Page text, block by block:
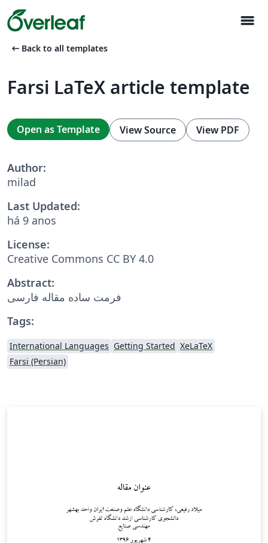
menu
arrow_left_alt Back to all templates
Farsi LaTeX article template
Open as Template View Source View PDF
Author:
milad
Last Updated:
há 9 anos
License:
Creative Commons CC BY 4.0
Abstract:
فرمت ساده مقاله فارسی
Tags:
International Languages Getting Started XeLaTeX
Farsi (Persian)